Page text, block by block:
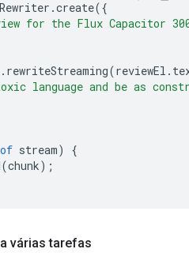
Rewriter .create({
for the Flux Capacitor
. rewriteStreaming(reviewEl .
language and be as
of stream)
{
(chunk);
várias tarefas